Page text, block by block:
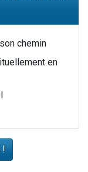
chemin
en